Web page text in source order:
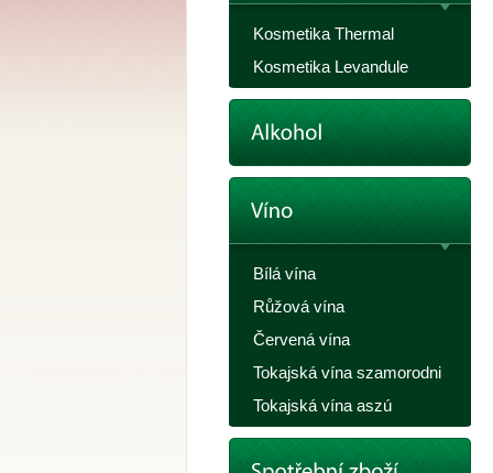
Kosmetika Thermal
Kosmetika Levandule
Bílá vína
Růžová vína
Červená vína
Tokajská vína szamorodni
Tokajská vína aszú